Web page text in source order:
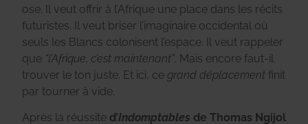
ose. Il veut offrir à l’Afrique une place dans les récits
futuristes. Il veut briser l’imaginaire occidental où
seuls les Blancs colonisent l’espace. Il veut rappeler
que “l’Afrique, c’est maintenant” . Mais encore faut-il
trouver le ton juste. Et ici, ce grand déplacement finit
par tourner à vide.
Après la réussite d’Indomptables de Thomas Ngijol